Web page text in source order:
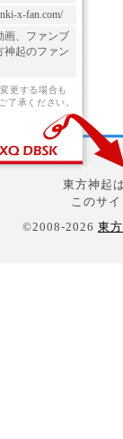
x-fan.com/
画、ファンブ
神起のファン
更する場合も
了承ください。
東方神起
このサ
©2008-2026 東